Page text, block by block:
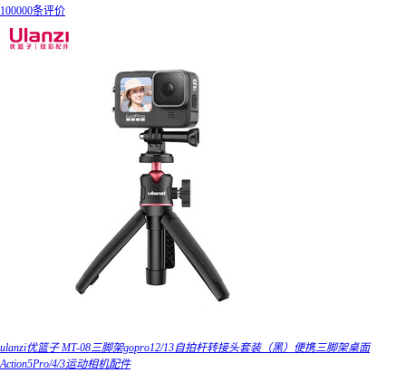
100000条评价
ulanzi优篮子 MT-08三脚架gopro12/13自拍杆转接头套装（黑）便携三脚架桌面
Action5Pro/4/3运动相机配件